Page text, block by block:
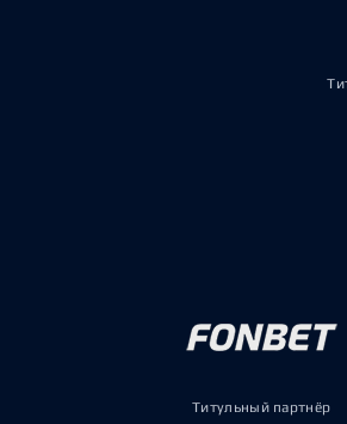
Титульный партнёр